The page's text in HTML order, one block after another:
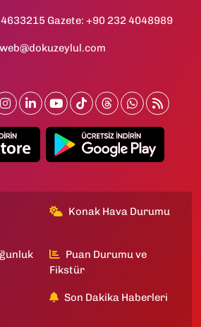
Gazete: +90 232 4048989
web@dokuzeylul.com
Konak Hava Durumu
Puan Durumu ve
Fikstür
Son Dakika Haberleri